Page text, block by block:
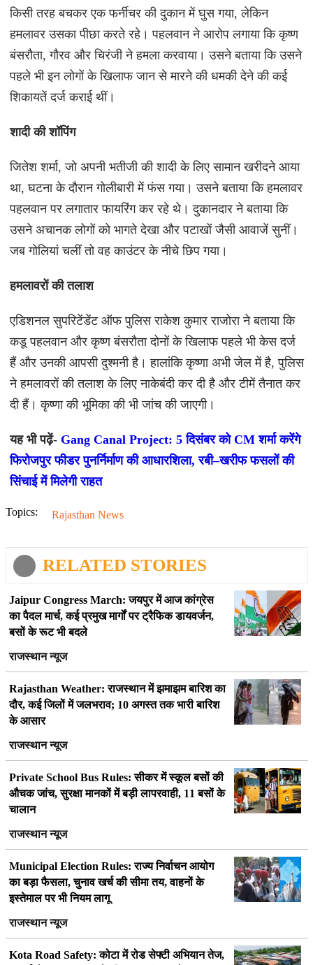
किसी तरह बचकर एक फर्नीचर की दुकान में घुस गया, लेकिन
हमलावर उसका पीछा करते रहे। पहलवान ने आरोप लगाया कि कृष्ण
बंसरौता, गौरव और चिरंजी ने हमला करवाया। उसने बताया कि उसने
पहले भी इन लोगों के खिलाफ जान से मारने की धमकी देने की कई
शिकायतें दर्ज कराई थीं।
शादी की शॉपिंग
जितेश शर्मा, जो अपनी भतीजी की शादी के लिए सामान खरीदने आया
था, घटना के दौरान गोलीबारी में फंस गया। उसने बताया कि हमलावर
पहलवान पर लगातार फायरिंग कर रहे थे। दुकानदार ने बताया कि
उसने अचानक लोगों को भागते देखा और पटाखों जैसी आवाजें सुनीं।
जब गोलियां चलीं तो वह काउंटर के नीचे छिप गया।
हमलावरों की तलाश
एडिशनल सुपरिटेंडेंट ऑफ पुलिस राकेश कुमार राजोरा ने बताया कि
कडू पहलवान और कृष्ण बंसरौता दोनों के खिलाफ पहले भी केस दर्ज
हैं और उनकी आपसी दुश्मनी है। हालांकि कृष्णा अभी जेल में है, पुलिस
ने हमलावरों की तलाश के लिए नाकेबंदी कर दी है और टीमें तैनात कर
दी हैं। कृष्णा की भूमिका की भी जांच की जाएगी।
यह भी पढ़ें- Gang Canal Project: 5 दिसंबर को CM शर्मा करेंगे
फिरोजपुर फीडर पुनर्निर्माण की आधारशिला, रबी–खरीफ फसलों की
सिंचाई में मिलेगी राहत
Topics: Rajasthan News
RELATED STORIES
Jaipur Congress March: जयपुर में आज कांग्रेस
का पैदल मार्च, कई प्रमुख मार्गों पर ट्रैफिक डायवर्जन,
बसों के रूट भी बदले
राजस्थान न्यूज
Rajasthan Weather: राजस्थान में झमाझम बारिश का
दौर, कई जिलों में जलभराव; 10 अगस्त तक भारी बारिश
के आसार
राजस्थान न्यूज
Private School Bus Rules: सीकर में स्कूल बसों की
औचक जांच, सुरक्षा मानकों में बड़ी लापरवाही, 11 बसों के
चालान
राजस्थान न्यूज
Municipal Election Rules: राज्य निर्वाचन आयोग
का बड़ा फैसला, चुनाव खर्च की सीमा तय, वाहनों के
इस्तेमाल पर भी नियम लागू
राजस्थान न्यूज
Kota Road Safety: कोटा में रोड सेफ्टी अभियान तेज,